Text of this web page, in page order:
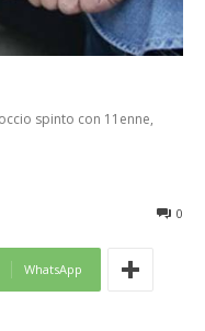
spinto con 11enne,
0
WhatsApp